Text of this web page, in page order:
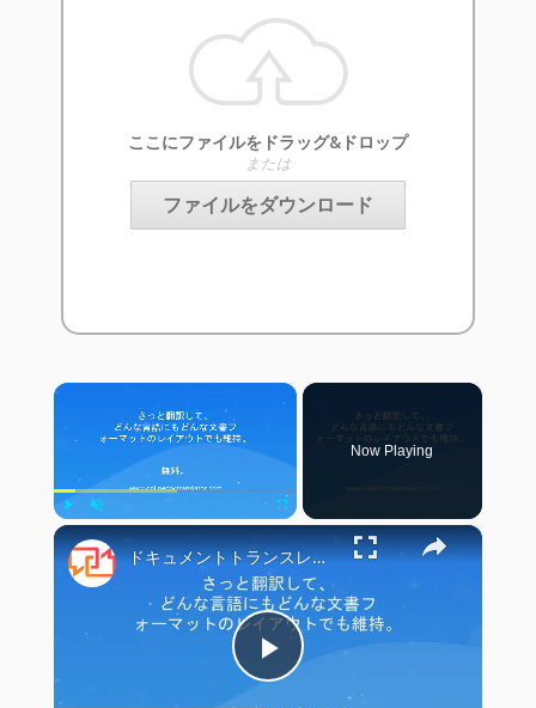
ここにファイルをドラッグ&ドロップ
または
ファイルをダウンロード
×
Play Unmute Fullscreen
Now Playing
×
Play
ドキュメントトランスレータを使用するにはどうすればよいですか？